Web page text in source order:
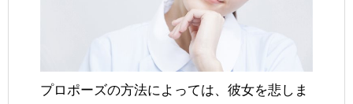
プロポーズの方法によっては、彼女を悲しま